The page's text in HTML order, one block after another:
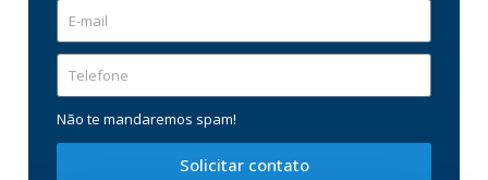
Não te mandaremos spam!
Solicitar contato